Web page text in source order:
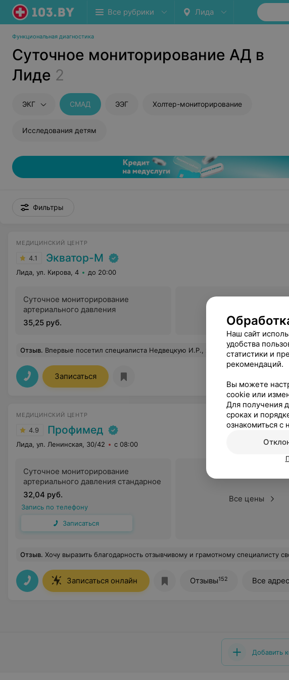
Все рубрики Лида
Функциональная диагностика
Суточное мониторирование АД в
Лиде 2
ЭКГ СМАД ЭЭГ Холтер-мониторирование
Исследования детям
Фильтры
МЕДИЦИНСКИЙ ЦЕНТР
4.1 Экватор-М
Лида, ул. Кирова, 4 до 20:00
Суточное мониторирование
артериального давления
35,25 руб.
Отзыв. Впервые посетил специалиста Недвецкую И.Р., хороший квалифицированный специалист. Медцентр современный, все
Записаться
МЕДИЦИНСКИЙ ЦЕНТР
4.9 Профимед
Лида, ул. Ленинская, 30/42 с 08:00
Суточное мониторирование
артериального давления стандарное
32,04 руб.
Запись по телефону
Записаться
Все цены
Отзыв. Хочу выразить благодарность отзывчивому и грамотному специалисту своего дела Коско Анне Михайловне, наблюдалась у неё до родов и после родов. После родов кесарево мне забыли все швы снять, она безупречно
Записаться онлайн Отзывы152 Все
Добавить
Наш сайт
удобства
статистики и
рекомендаций.
Вы можете
cookie или
Для получения
сроках и
ознакомиться с